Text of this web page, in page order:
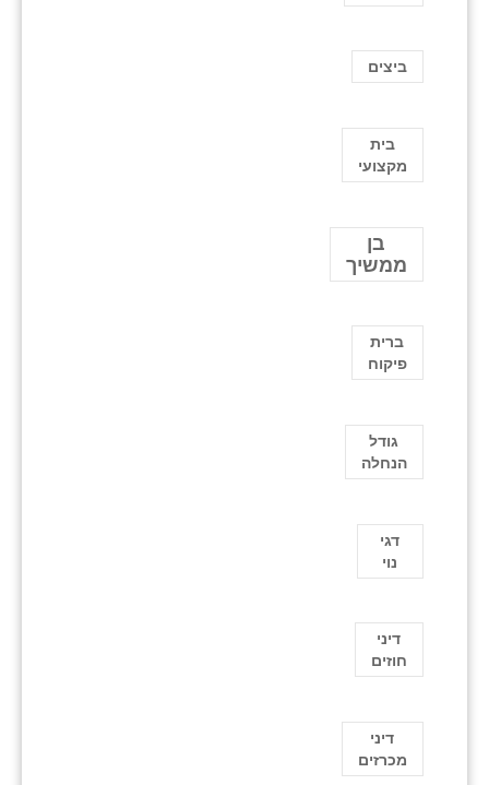
ביצים
בית
מקצועי
בן
ממשיך
ברית
פיקוח
גודל
הנחלה
דגי
נוי
דיני
חוזים
דיני
מכרזים